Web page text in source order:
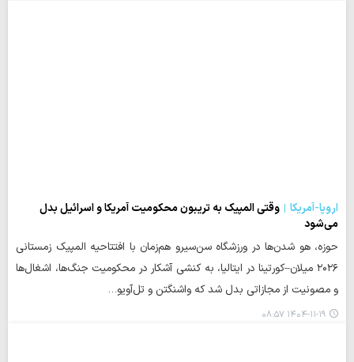
اروپا-آمریکا
وقتی المپیک به تریبون محکومیت آمریکا و اسرائیل بدل
می‌شود
حوزه، هو شدن‌ها در ورزشگاه سن‌سیرو هم‌زمان با افتتاحیه المپیک زمستانی
۲۰۲۶ میلان–کورتینا در ایتالیا، به کنشی آشکار در محکومیت جنگ‌ها، اشغال‌ها
و مصونیت از مجازاتی بدل شد که واشنگتن و تل‌آویو…
۱۴۰۴-۱۱-۱۹ ۰۸:۵۷